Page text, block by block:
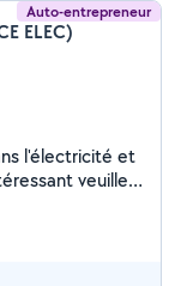
Auto-entrepreneur
ELEC)
l'électricité et
veuillez